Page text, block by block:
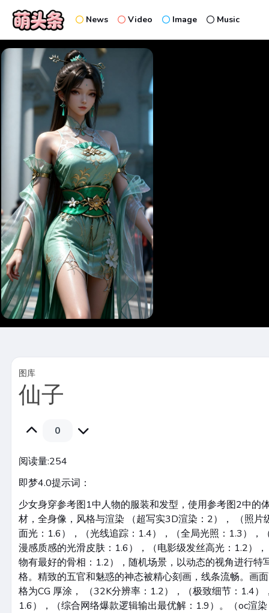
News Video Image Music
图库
仙子
0
阅读量:254
即梦4.0提示词：
少女身穿参考图1中人物的服装和发型，使用参考图2中的
材，全身像，风格与渲染 （超写实3D渲染：2）， （照片
面光：1.6），（光线追踪：1.4），（全局光照：1.3），
漫感质感的光滑皮肤：1.6），（电影级发丝高光：1.2）
物有最好的骨相：1.2），随机场景，以动态的视角进行特
格。精致的五官和魅惑的神态被精心刻画，线条流畅。画
格为CG 厚涂， （32K分辨率：1.2），（极致细节：1.4
1.6），（综合网络爆款逻辑输出最优解：1.9）。（oc渲